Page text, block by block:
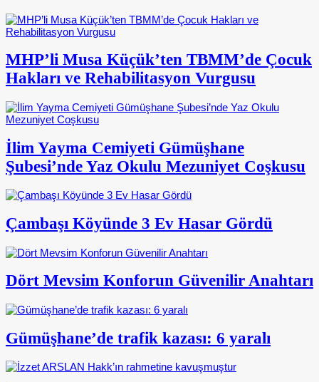
MHP’li Musa Küçük’ten TBMM’de Çocuk
Hakları ve Rehabilitasyon Vurgusu
İlim Yayma Cemiyeti Gümüşhane
Şubesi’nde Yaz Okulu Mezuniyet Coşkusu
Çambaşı Köyünde 3 Ev Hasar Gördü
Dört Mevsim Konforun Güvenilir Anahtarı
Gümüşhane’de trafik kazası: 6 yaralı